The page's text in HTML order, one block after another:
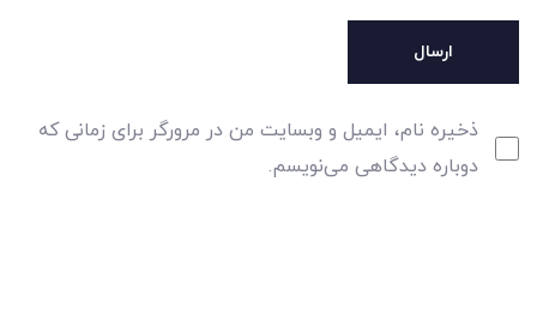
ذخیره نام، ایمیل و وبسایت من در مرورگر برای زمانی که
دوباره دیدگاهی می‌نویسم.